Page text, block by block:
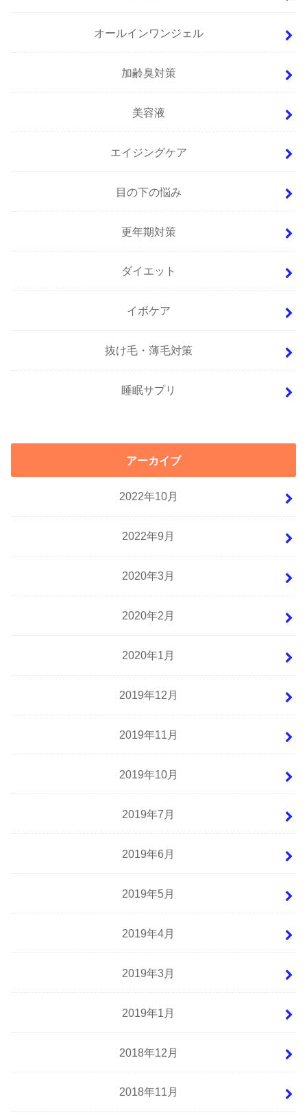
オールインワンジェル
加齢臭対策
美容液
エイジングケア
目の下の悩み
更年期対策
ダイエット
イボケア
抜け毛・薄毛対策
睡眠サプリ
アーカイブ
2022年10月
2022年9月
2020年3月
2020年2月
2020年1月
2019年12月
2019年11月
2019年10月
2019年7月
2019年6月
2019年5月
2019年4月
2019年3月
2019年1月
2018年12月
2018年11月